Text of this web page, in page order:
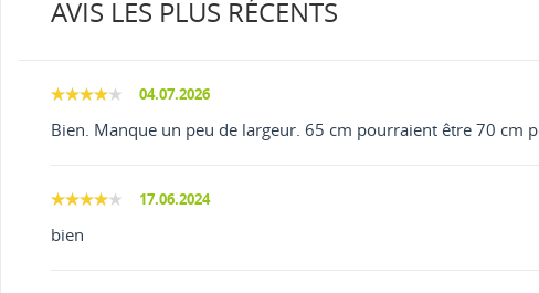
AVIS LES PLUS RÉCENTS
04.07.2026
Bien. Manque un peu de largeur. 65 cm pourraient être 70 cm
17.06.2024
bien